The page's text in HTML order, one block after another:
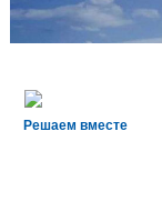
Решаем вместе